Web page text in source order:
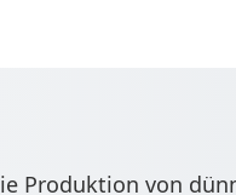
Produktion von